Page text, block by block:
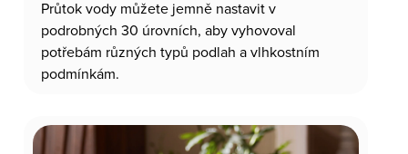
Průtok vody můžete jemně nastavit v
podrobných 30 úrovních, aby vyhovoval
potřebám různých typů podlah a vlhkostním
podmínkám.